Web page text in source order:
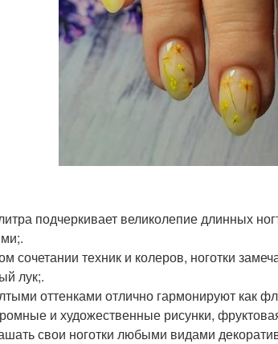
подчеркивает великолепие длинных
сочетании техник и колеров, ноготки
лук;.
оттенками отлично гармонируют как
и художественные рисунки,
свои ноготки любыми видами